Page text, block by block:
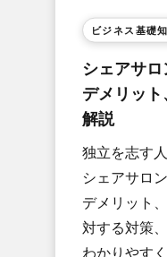
ビジネス基礎
シェアサ
デメリッ
解説
独立を​志す
シェアサロ
デメリット
対する​対策
わかりやす